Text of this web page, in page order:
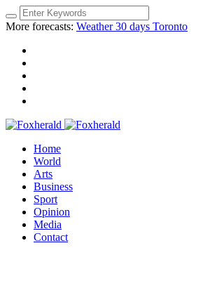
More forecasts: Weather 30 days Toronto
Home
World
Arts
Business
Sport
Opinion
Media
Contact